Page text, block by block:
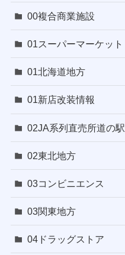
00複合商業施設
01スーパーマーケット
01北海道地方
01新店改装情報
02JA系列直売所道の駅
02東北地方
03コンビニエンス
03関東地方
04ドラッグストア